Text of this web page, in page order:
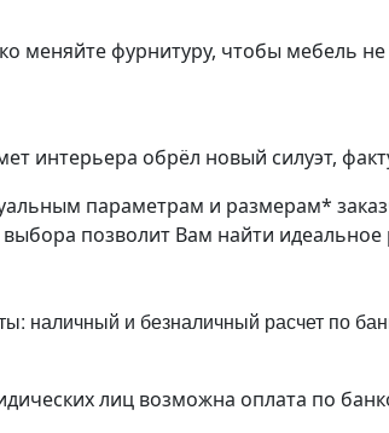
меняйте фурнитуру, чтобы мебель
интерьера обрёл новый силуэт,
параметрам и размерам*
позволит Вам найти
и безналичный расчет по
лиц возможна оплата по